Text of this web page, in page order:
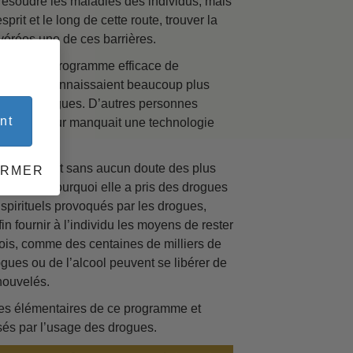
et le long de cette route, trouver la
une de ces barrières.
un programme efficace de
connaissaient beaucoup plus
des drogues. D’autres personnes
pas. Il leur manquait une technologie
est sans aucun doute des plus
pourquoi elle a pris des drogues
provoqués par les drogues,
fournir à l’individu les moyens de rester
comme des centaines de milliers de
ou de l’alcool peuvent se libérer de
élémentaires de ce programme et
par l’usage des drogues.